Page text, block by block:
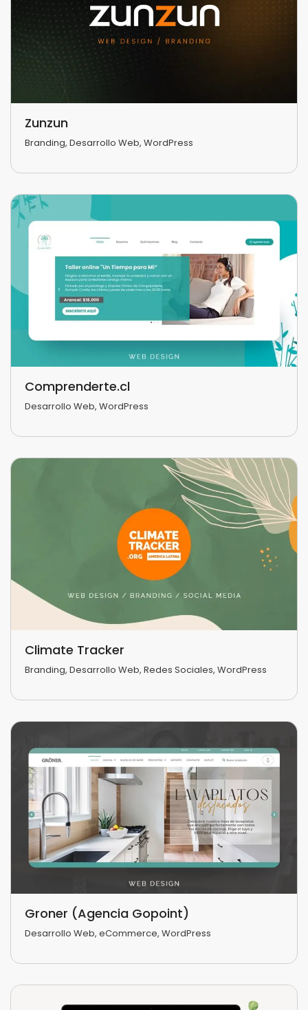
Zunzun
Branding, Desarrollo Web, WordPress
Comprenderte.cl
Desarrollo Web, WordPress
Climate Tracker
Branding, Desarrollo Web, Redes Sociales, WordPress
Groner (Agencia Gopoint)
Desarrollo Web, eCommerce, WordPress